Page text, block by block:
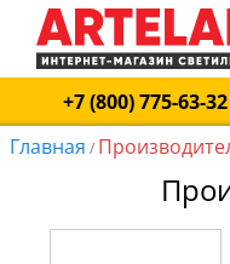
+7 (800) 775-63-32
Главная /